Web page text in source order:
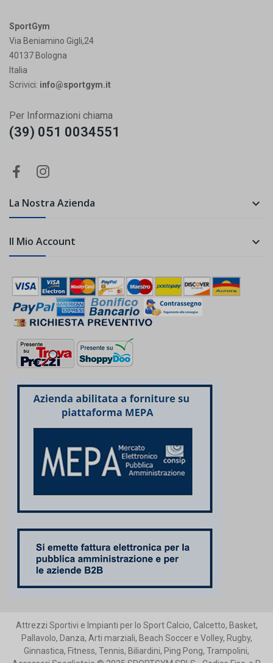
SportGym
Via Beniamino Gigli,24
40137 Bologna
Italia
Scrivici: info@sportgym.it
Per Informazioni chiama
(39) 051 0034551
La Nostra Azienda 
Il Mio Account 
Attrezzi Sportivi e Impianti per lo Sport Calcio, Calcetto, Basket,
Pallavolo, Danza, Arti marziali, Beach Soccer e Volley, Rugby,
Ginnastica, Fitness, Tennis, Biliardini, Ping Pong, Trampolini,